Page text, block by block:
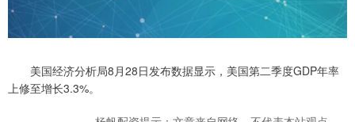
美国经济分析局8月28日发布数据显示，美国第二季度GDP年率
上修至增长3.3%。